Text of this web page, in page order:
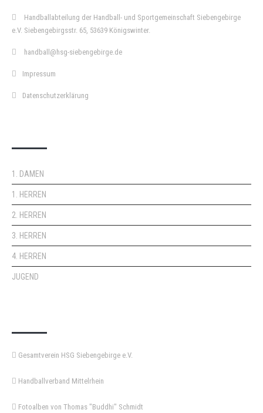
Handballabteilung der Handball- und Sportgemeinschaft Siebengebirge
e.V. Siebengebirgsstr. 65, 53639 Königswinter.
handball@hsg-siebengebirge.de
Impressum
Datenschutzerklärung
1. DAMEN
1. HERREN
2. HERREN
3. HERREN
4. HERREN
JUGEND
Gesamtverein HSG Siebengebirge e.V.
Handballverband Mittelrhein
Fotoalben von Thomas "Buddhi" Schmidt